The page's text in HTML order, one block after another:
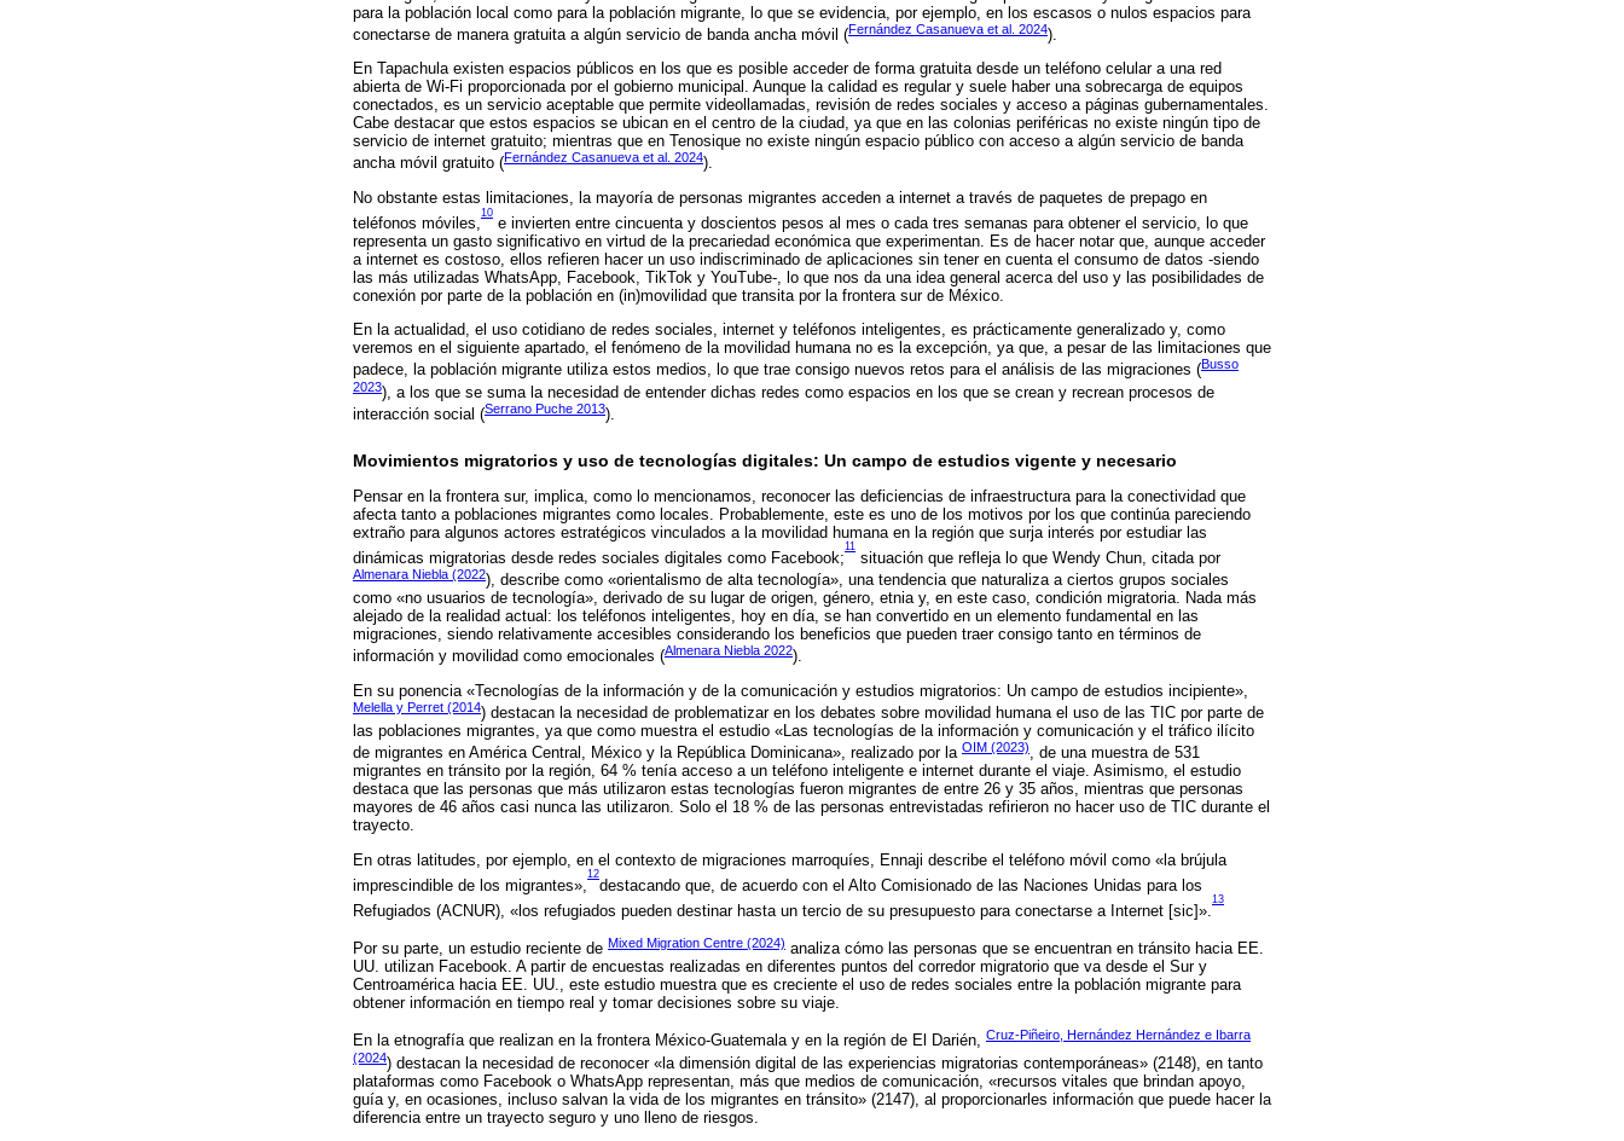
para la población local como para la población migrante, lo que se evidencia, por ejemplo, en los escasos o nulos espacios para
conectarse de manera gratuita a algún servicio de banda ancha móvil (Fernández Casanueva et al. 2024).
En Tapachula existen espacios públicos en los que es posible acceder de forma gratuita desde un teléfono celular a una red
abierta de Wi-Fi proporcionada por el gobierno municipal. Aunque la calidad es regular y suele haber una sobrecarga de equipos
conectados, es un servicio aceptable que permite videollamadas, revisión de redes sociales y acceso a páginas gubernamentales.
Cabe destacar que estos espacios se ubican en el centro de la ciudad, ya que en las colonias periféricas no existe ningún tipo de
servicio de internet gratuito; mientras que en Tenosique no existe ningún espacio público con acceso a algún servicio de banda
ancha móvil gratuito (Fernández Casanueva et al. 2024).
No obstante estas limitaciones, la mayoría de personas migrantes acceden a internet a través de paquetes de prepago en
teléfonos móviles,
10
e invierten entre cincuenta y doscientos pesos al mes o cada tres semanas para obtener el servicio, lo que
representa un gasto significativo en virtud de la precariedad económica que experimentan. Es de hacer notar que, aunque acceder
a internet es costoso, ellos refieren hacer un uso indiscriminado de aplicaciones sin tener en cuenta el consumo de datos -siendo
las más utilizadas WhatsApp, Facebook, TikTok y YouTube-, lo que nos da una idea general acerca del uso y las posibilidades de
conexión por parte de la población en (in)movilidad que transita por la frontera sur de México.
En la actualidad, el uso cotidiano de redes sociales, internet y teléfonos inteligentes, es prácticamente generalizado y, como
veremos en el siguiente apartado, el fenómeno de la movilidad humana no es la excepción, ya que, a pesar de las limitaciones que
padece, la población migrante utiliza estos medios, lo que trae consigo nuevos retos para el análisis de las migraciones (Busso
2023), a los que se suma la necesidad de entender dichas redes como espacios en los que se crean y recrean procesos de
interacción social (Serrano Puche 2013).
Movimientos migratorios y uso de tecnologías digitales: Un campo de estudios vigente y necesario
Pensar en la frontera sur, implica, como lo mencionamos, reconocer las deficiencias de infraestructura para la conectividad que
afecta tanto a poblaciones migrantes como locales. Probablemente, este es uno de los motivos por los que continúa pareciendo
extraño para algunos actores estratégicos vinculados a la movilidad humana en la región que surja interés por estudiar las
dinámicas migratorias desde redes sociales digitales como Facebook;
11
situación que refleja lo que Wendy Chun, citada por
Almenara Niebla (2022), describe como «orientalismo de alta tecnología», una tendencia que naturaliza a ciertos grupos sociales
como «no usuarios de tecnología», derivado de su lugar de origen, género, etnia y, en este caso, condición migratoria. Nada más
alejado de la realidad actual: los teléfonos inteligentes, hoy en día, se han convertido en un elemento fundamental en las
migraciones, siendo relativamente accesibles considerando los beneficios que pueden traer consigo tanto en términos de
información y movilidad como emocionales (Almenara Niebla 2022).
En su ponencia «Tecnologías de la información y de la comunicación y estudios migratorios: Un campo de estudios incipiente»,
Melella y Perret (2014) destacan la necesidad de problematizar en los debates sobre movilidad humana el uso de las TIC por parte de
las poblaciones migrantes, ya que como muestra el estudio «Las tecnologías de la información y comunicación y el tráfico ilícito
de migrantes en América Central, México y la República Dominicana», realizado por la OIM (2023), de una muestra de 531
migrantes en tránsito por la región, 64 % tenía acceso a un teléfono inteligente e internet durante el viaje. Asimismo, el estudio
destaca que las personas que más utilizaron estas tecnologías fueron migrantes de entre 26 y 35 años, mientras que personas
mayores de 46 años casi nunca las utilizaron. Solo el 18 % de las personas entrevistadas refirieron no hacer uso de TIC durante el
trayecto.
En otras latitudes, por ejemplo, en el contexto de migraciones marroquíes, Ennaji describe el teléfono móvil como «la brújula
imprescindible de los migrantes»,
12
destacando que, de acuerdo con el Alto Comisionado de las Naciones Unidas para los
Refugiados (ACNUR), «los refugiados pueden destinar hasta un tercio de su presupuesto para conectarse a Internet [sic]».
13
Por su parte, un estudio reciente de Mixed Migration Centre (2024) analiza cómo las personas que se encuentran en tránsito hacia EE.
UU. utilizan Facebook. A partir de encuestas realizadas en diferentes puntos del corredor migratorio que va desde el Sur y
Centroamérica hacia EE. UU., este estudio muestra que es creciente el uso de redes sociales entre la población migrante para
obtener información en tiempo real y tomar decisiones sobre su viaje.
En la etnografía que realizan en la frontera México-Guatemala y en la región de El Darién, Cruz-Piñeiro, Hernández Hernández e Ibarra
(2024) destacan la necesidad de reconocer «la dimensión digital de las experiencias migratorias contemporáneas» (2148), en tanto
plataformas como Facebook o WhatsApp representan, más que medios de comunicación, «recursos vitales que brindan apoyo,
guía y, en ocasiones, incluso salvan la vida de los migrantes en tránsito» (2147), al proporcionarles información que puede hacer la
diferencia entre un trayecto seguro y uno lleno de riesgos.